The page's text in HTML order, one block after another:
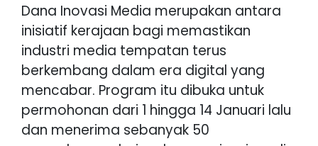
Dana Inovasi Media merupakan antara
inisiatif kerajaan bagi memastikan
industri media tempatan terus
berkembang dalam era digital yang
mencabar. Program itu dibuka untuk
permohonan dari 1 hingga 14 Januari lalu
dan menerima sebanyak 50